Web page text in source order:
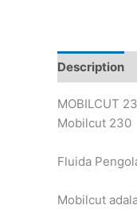
Description
MOBILCUT
Mobilcut 230
Fluida
Mobilcut